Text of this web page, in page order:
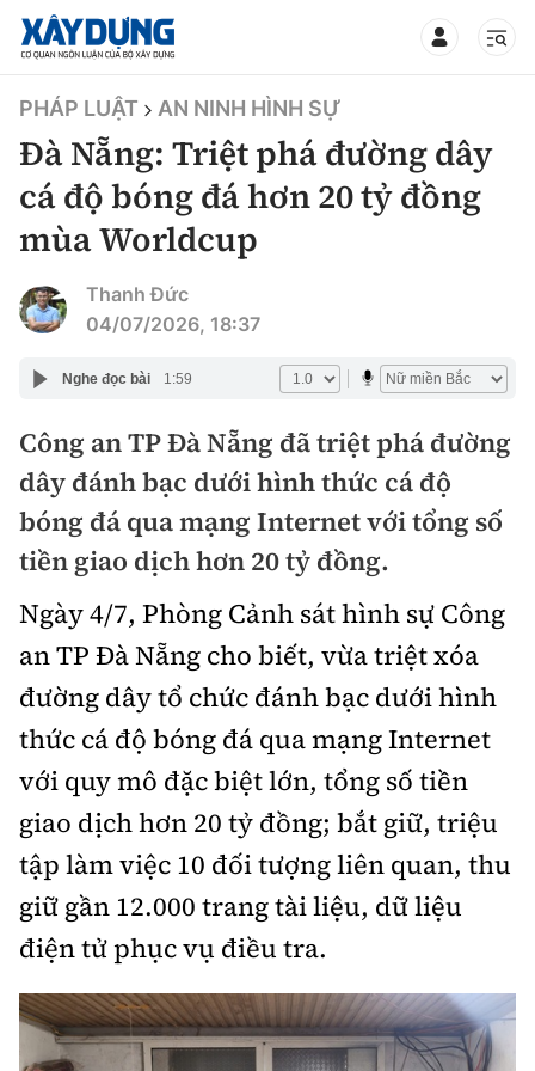
TIN BỘ XÂY DỰNG
CHUYÊN MỤC
Mới nhất
Thời sự
Chính trị
Xã hội
Chuyện dọc đường
Cải chính
Xây dựng
Chỉ đạo điều hành
Quy hoạch kiến trúc
Vật liệu xây dựng
Giám định chất lượng
Quản lý đô thị
Giao thông
Quản lý
Đường bộ
Hàng không
Đường sắt
Đăng kiểm
Đường sắt tốc độ cao
Đường thủy
Hàng hải
Đường sắt đô thị
Thị trường
Tài chính
Chứng khoán
Bảo hiểm
Doanh nghiệp
Pháp luật
Thanh tra
An ninh hình sự
Điều tra
Pháp đình
Hỏi - Đáp
An toàn giao thông
Giao thông 24h
ATGT địa phương
Văn hóa giao thông
Lái xe an toàn
Chung tay vì ATGT
Chất lượng sống
Giáo dục
Y tế
Lao động - Công đoàn
Văn hóa - Giải Trí
Văn hóa
Showbiz
Điện ảnh
Thể thao
Bóng đá
Bình luận
Công nghệ
PHÁP LUẬT AN NINH HÌNH SỰ
Đà Nẵng: Triệt phá đường dây
cá độ bóng đá hơn 20 tỷ đồng
mùa Worldcup
Thanh Đức
04/07/2026, 18:37
Nghe đọc bài 1:59
Công an TP Đà Nẵng đã triệt phá đường
dây đánh bạc dưới hình thức cá độ
bóng đá qua mạng Internet với tổng số
tiền giao dịch hơn 20 tỷ đồng.
Ngày 4/7, Phòng Cảnh sát hình sự Công
an TP Đà Nẵng cho biết, vừa triệt xóa
đường dây tổ chức đánh bạc dưới hình
thức cá độ bóng đá qua mạng Internet
với quy mô đặc biệt lớn, tổng số tiền
giao dịch hơn 20 tỷ đồng; bắt giữ, triệu
tập làm việc 10 đối tượng liên quan, thu
giữ gần 12.000 trang tài liệu, dữ liệu
điện tử phục vụ điều tra.